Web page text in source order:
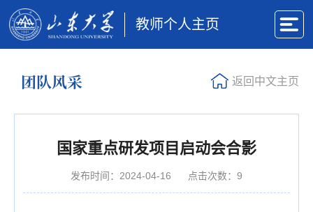
教师个人主页
团队风采 返回中文主页
国家重点研发项目启动会合影
发布时间：2024-04-16 点击次数： 9